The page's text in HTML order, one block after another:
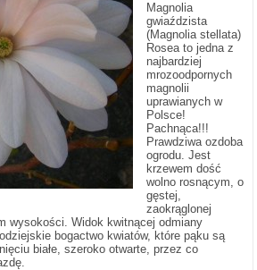
Magnolia
gwiaździsta
(Magnolia stellata)
Rosea to jedna z
najbardziej
mrozoodpornych
magnolii
uprawianych w
Polsce!
Pachnąca!!!
Prawdziwa ozdoba
ogrodu. Jest
krzewem dość
wolno rosnącym, o
gęstej,
zaokrąglonej
wysokości. Widok kwitnącej odmiany
bogactwo kwiatów, które pąku są
białe, szeroko otwarte, przez co